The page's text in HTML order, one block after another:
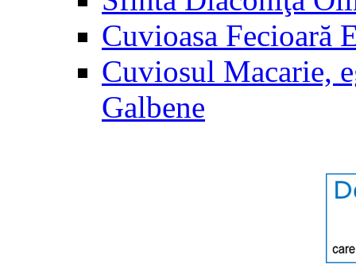
Cuvioasa Fecioară
Cuviosul Macarie,
Galbene